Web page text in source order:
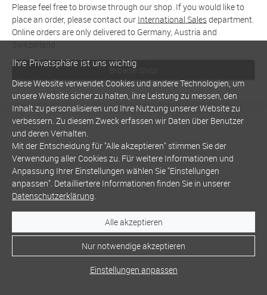
Please feel free to browse through our shop. If you would like to
place an order, please contact our International Salesdepartment.
Online orders are only delivered to Germany, Austria and
Switzerland
Browse shop
Ihre Privatsphäre ist uns wichtig
Diese Website verwendet Cookies und andere Technologien, um
unsere Website sicher zu halten, ihre Leistung zu messen, den
Inhalt zu personalisieren und Ihre Nutzung unserer Website zu
verbessern. Zu diesem Zweck erfassen wir Daten über Benutzer
und deren Verhalten.
Mit der Entscheidung für "Alle akzeptieren" stimmen Sie der
Verwendung aller Cookies zu. Für weitere Informationen und
Anpassung Ihrer Einstellungen wählen Sie "Einstellungen
anpassen". Detailliertere Informationen finden Sie in unserer
Datenschutzerklärung.
Alle akzeptieren
Nur notwendige akzeptieren
Einstellungen anpassen